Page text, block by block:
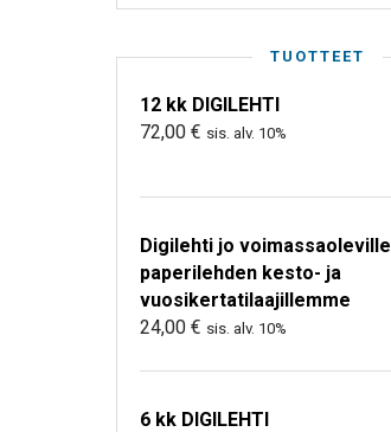
TUOTTEET
12 kk DIGILEHTI
72,00 € sis. alv. 10%
Digilehti jo voimassaoleville
paperilehden kesto- ja
vuosikertatilaajillemme
24,00 € sis. alv. 10%
6 kk DIGILEHTI